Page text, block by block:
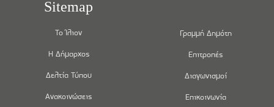
Sitemap
Το Ίλιον
Η Δήμαρχος
Δελτία Τύπου
Ανακοινώσεις
Γραμμή Δημότη
Επιτροπές
Διαγωνισμοί
Επικοινωνία